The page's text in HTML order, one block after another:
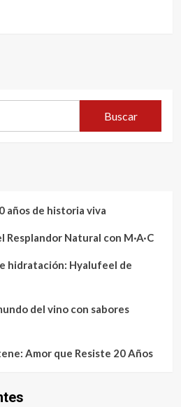
Buscar
años de historia viva
Natural con M·A·C
hidratación: Hyalufeel de
del vino con sabores
Amor que Resiste 20 Años